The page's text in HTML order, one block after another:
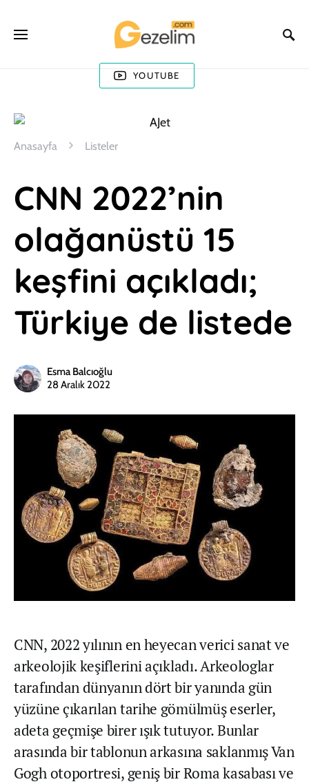
YOUTUBE
Anasayfa Listeler
CNN 2022’nin
olağanüstü 15
keşfini açıkladı;
Türkiye de listede
Esma Balcıoğlu
28 Aralık 2022
CNN, 2022 yılının en heyecan verici sanat ve
arkeolojik keşiflerini açıkladı. Arkeologlar
tarafından dünyanın dört bir yanında gün
yüzüne çıkarılan tarihe gömülmüş eserler,
adeta geçmişe birer ışık tutuyor. Bunlar
arasında bir tablonun arkasına saklanmış Van
Gogh otoportresi, geniş bir Roma kasabası ve